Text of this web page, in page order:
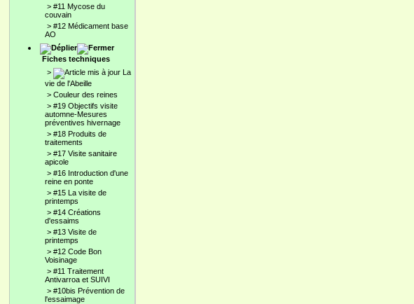
> #11 Mycose du
couvain
> #12 Médicament base
AO
Fiches techniques
>
La
vie de l'Abeille
> Couleur des reines
> #19 Objectifs visite
automne-Mesures
préventives hivernage
> #18 Produits de
traitements
> #17 Visite sanitaire
apicole
> #16 Introduction d'une
reine en ponte
> #15 La visite de
printemps
> #14 Créations
d'essaims
> #13 Visite de
printemps
> #12 Code Bon
Voisinage
> #11 Traitement
Antivarroa et SUIVI
> #10bis Prévention de
l'essaimage